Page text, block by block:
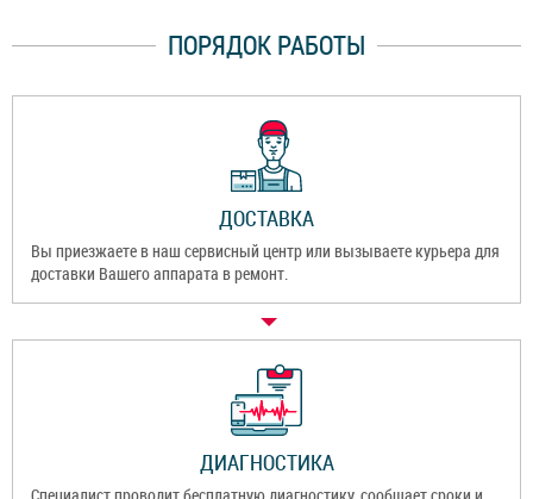
ПОРЯДОК РАБОТЫ
ДОСТАВКА
Вы приезжаете в наш сервисный центр или вызываете курьера для
доставки Вашего аппарата в ремонт.
ДИАГНОСТИКА